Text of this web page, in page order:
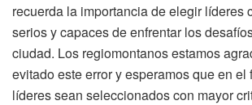
recuerda la importancia de elegir líderes
serios y capaces de enfrentar los
ciudad. Los regiomontanos estamos
evitado este error y esperamos que en el
líderes sean seleccionados con mayor